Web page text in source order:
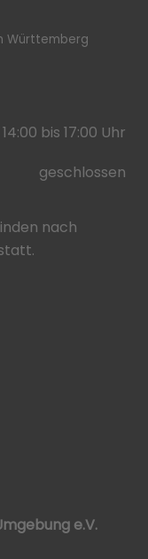
Württemberg
14:00 bis 17:00 Uhr
geschlossen
nach
e.V.